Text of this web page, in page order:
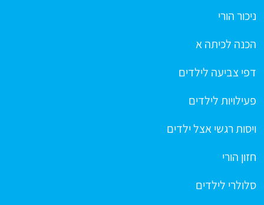
ניכור הורי
הכנה לכיתה א
דפי צביעה לילדים
פעילויות לילדים
ויסות רגשי אצל ילדים
חזון הורי
סלולרי לילדים